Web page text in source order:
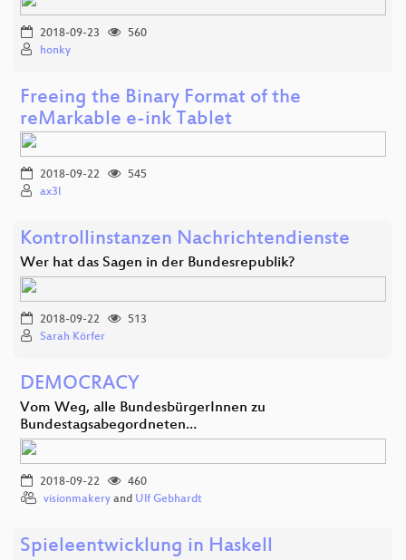
2018-09-23
560
honky
Freeing the Binary Format of the
reMarkable e-ink Tablet
2018-09-22
545
ax3l
Kontrollinstanzen Nachrichtendienste
Wer hat das Sagen in der Bundesrepublik?
2018-09-22
513
Sarah Körfer
DEMOCRACY
Vom Weg, alle BundesbürgerInnen zu
Bundestagsabegordneten…
2018-09-22
460
visionmakery and Ulf Gebhardt
Spieleentwicklung in Haskell